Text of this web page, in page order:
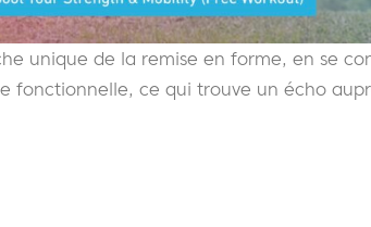
unique de la remise en forme, en se
fonctionnelle, ce qui trouve un écho